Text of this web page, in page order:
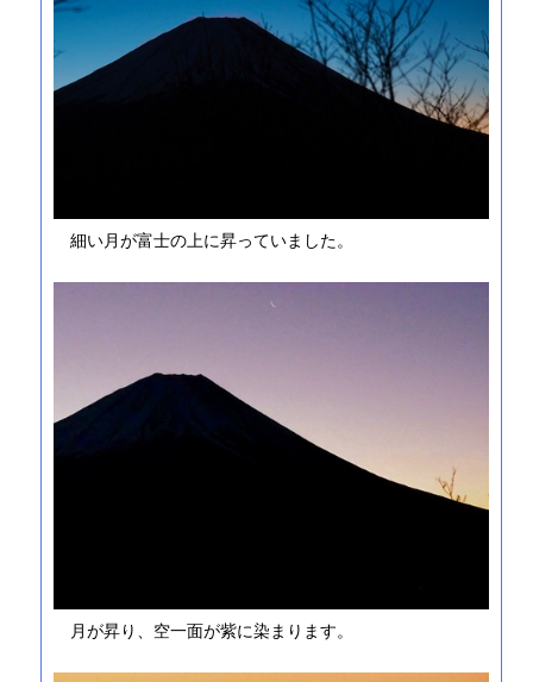
細い月が富士の上に昇っていました。
月が昇り、空一面が紫に染まります。